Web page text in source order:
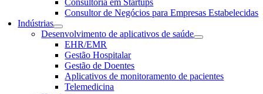
Consultoria em Startups
Consultor de Negócios para Empresas Estabelecidas
Indústrias
Desenvolvimento de aplicativos de saúde
EHR/EMR
Gestão Hospitalar
Gestão de Doentes
Aplicativos de monitoramento de pacientes
Telemedicina